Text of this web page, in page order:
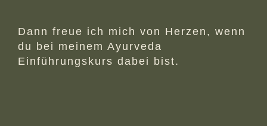
Dann freue ich mich von Herzen, wenn
du bei meinem Ayurveda
Einführungskurs dabei bist.